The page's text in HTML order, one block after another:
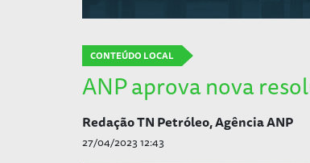
CONTEÚDO LOCAL
ANP aprova nova
Redação TN Petróleo, Agência ANP
27/04/2023 12:43